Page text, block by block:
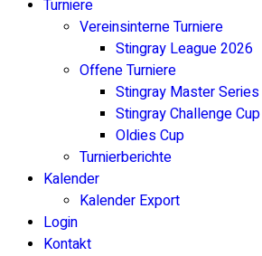
Turniere
Vereinsinterne Turniere
Stingray League 2026
Offene Turniere
Stingray Master Series
Stingray Challenge Cup
Oldies Cup
Turnierberichte
Kalender
Kalender Export
Login
Kontakt